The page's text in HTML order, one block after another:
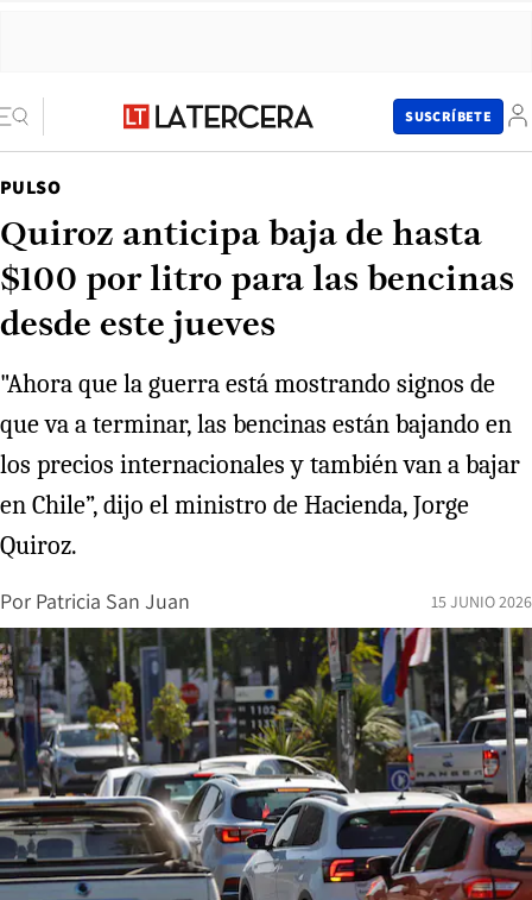
SUSCRÍBETE
PULSO
Quiroz anticipa baja de hasta
$100 por litro para las bencinas
desde este jueves
"Ahora que la guerra está mostrando signos de
que va a terminar, las bencinas están bajando en
los precios internacionales y también van a bajar
en Chile”, dijo el ministro de Hacienda, Jorge
Quiroz.
Por Patricia San Juan 15 JUNIO 2026